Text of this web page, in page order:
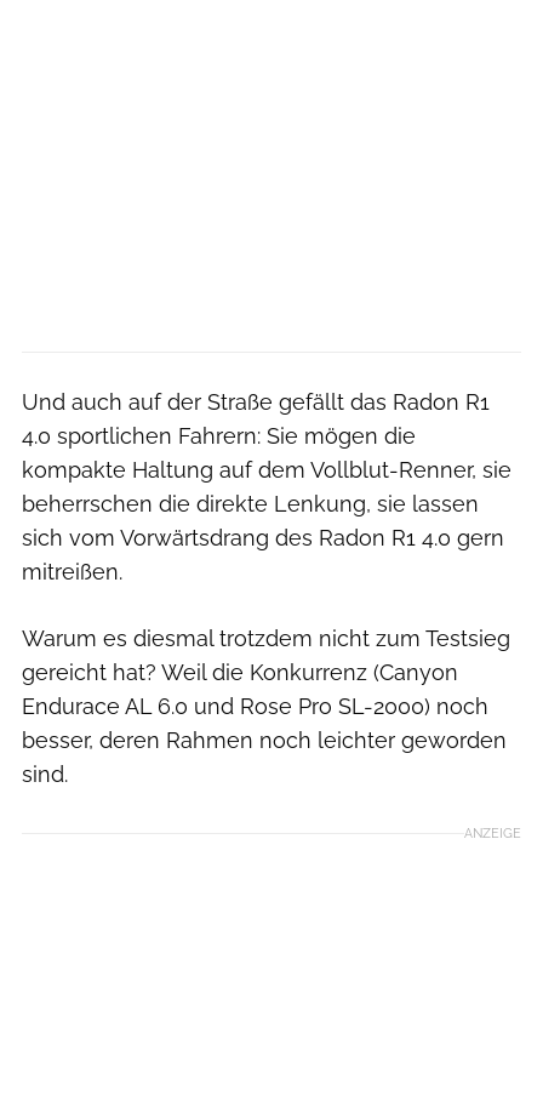
Und auch auf der Straße gefällt das Radon R1
4.0 sportlichen Fahrern: Sie mögen die
kompakte Haltung auf dem Vollblut-Renner, sie
beherrschen die direkte Lenkung, sie lassen
sich vom Vorwärtsdrang des Radon R1 4.0 gern
mitreißen.
Warum es diesmal trotzdem nicht zum Testsieg
gereicht hat? Weil die Konkurrenz (Canyon
Endurace AL 6.0 und Rose Pro SL-2000) noch
besser, deren Rahmen noch leichter geworden
sind.
ANZEIGE